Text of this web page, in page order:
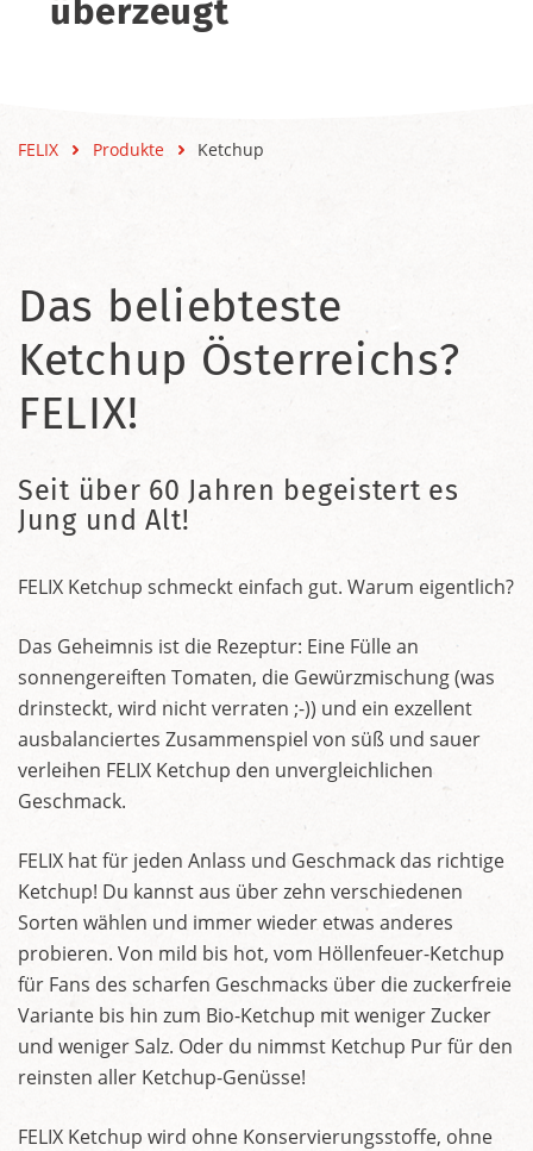
überzeugt
FELIX Produkte Ketchup
Das beliebteste
Ketchup Österreichs?
FELIX!
Seit über 60 Jahren begeistert es
Jung und Alt!
FELIX Ketchup schmeckt einfach gut. Warum eigentlich?
Das Geheimnis ist die Rezeptur: Eine Fülle an
sonnengereiften Tomaten, die Gewürzmischung (was
drinsteckt, wird nicht verraten ;-)) und ein exzellent
ausbalanciertes Zusammenspiel von süß und sauer
verleihen FELIX Ketchup den unvergleichlichen
Geschmack.
FELIX hat für jeden Anlass und Geschmack das richtige
Ketchup! Du kannst aus über zehn verschiedenen
Sorten wählen und immer wieder etwas anderes
probieren. Von mild bis hot, vom Höllenfeuer-Ketchup
für Fans des scharfen Geschmacks über die zuckerfreie
Variante bis hin zum Bio-Ketchup mit weniger Zucker
und weniger Salz. Oder du nimmst Ketchup Pur für den
reinsten aller Ketchup-Genüsse!
FELIX Ketchup wird ohne Konservierungsstoffe, ohne